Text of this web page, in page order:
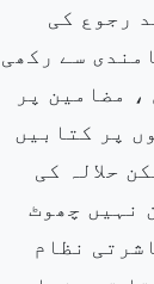
رجوع کی
سے رکھی
، مضامین پر
پر کتابیں
حلالہ کی
نہیں چھوٹ
نظام